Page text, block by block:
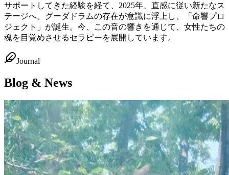
サポートしてきた経験を経て、2025年、直感に従い新たなス
テージへ。グーダドラムの存在が意識に浮上し、「命響プロ
ジェクト」が誕生。今、この音の響きを通じて、女性たちの
魂を目覚めさせるセラピーを展開しています。
Journal
Blog & News